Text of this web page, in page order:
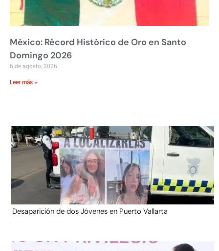
México: Récord Histórico de Oro en Santo
Domingo 2026
6 de agosto, 2026
Leer más »
Desaparición de dos Jóvenes en Puerto Vallarta